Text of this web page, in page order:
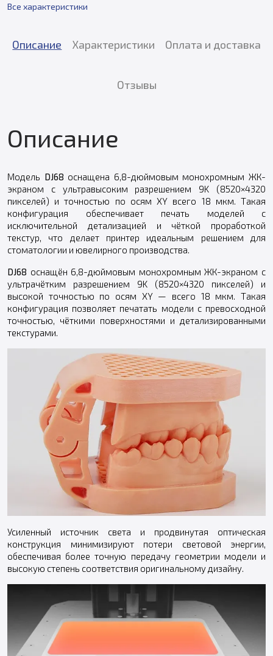
Все характеристики
Описание Характеристики Оплата и доставка
Отзывы
Описание
Модель DJ68 оснащена 6,8-дюймовым монохромным ЖК-
экраном с ультравысоким разрешением 9K (8520×4320
пикселей) и точностью по осям XY всего 18 мкм. Такая
конфигурация обеспечивает печать моделей с
исключительной детализацией и чёткой проработкой
текстур, что делает принтер идеальным решением для
стоматологии и ювелирного производства.
DJ68 оснащён 6,8-дюймовым монохромным ЖК-экраном с
ультрачётким разрешением 9K (8520×4320 пикселей) и
высокой точностью по осям XY — всего 18 мкм. Такая
конфигурация позволяет печатать модели с превосходной
точностью, чёткими поверхностями и детализированными
текстурами.
Усиленный источник света и продвинутая оптическая
конструкция минимизируют потери световой энергии,
обеспечивая более точную передачу геометрии модели и
высокую степень соответствия оригинальному дизайну.